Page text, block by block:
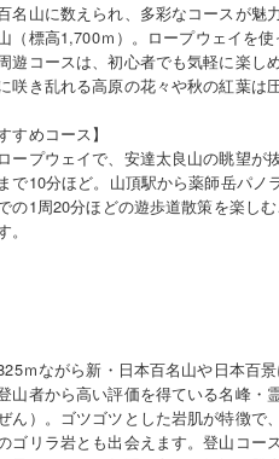
名山に数えられ、多彩なコースが魅
（標高1,700ｍ）。ロープウェイを使
遊コースは、初心者でも気軽に楽しめ
咲き乱れる高原の花々や秋の紅葉は
すめコース】
ープウェイで、安達太良山の眺望が
で10分ほど。山頂駅から薬師岳パノ
の1周20分ほどの遊歩道散策を楽し
。
ｍながら新・日本百名山や日本百
山者から高い評価を得ている名峰・
ん）。ゴツゴツとした岩肌が特徴で
ゴリラ岩とも出会えます。登山コー